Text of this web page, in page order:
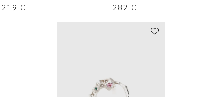
219 € 282 €